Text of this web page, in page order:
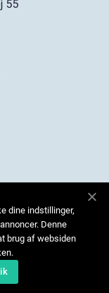
dine indstillinger,
Denne
brug af websiden